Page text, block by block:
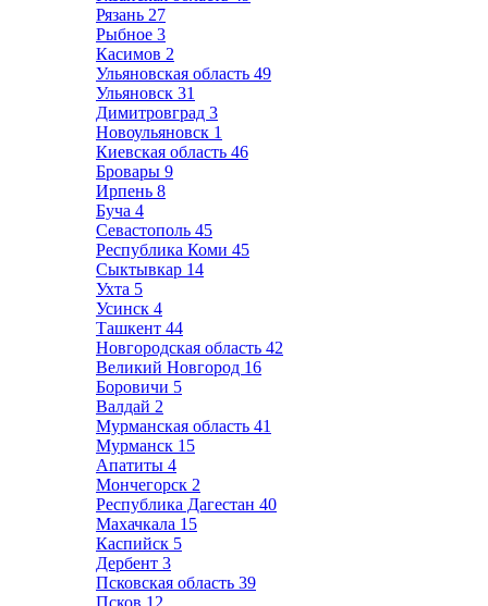
Рязань 27
Рыбное 3
Касимов 2
Ульяновская область 49
Ульяновск 31
Димитровград 3
Новоульяновск 1
Киевская область 46
Бровары 9
Ирпень 8
Буча 4
Севастополь 45
Республика Коми 45
Сыктывкар 14
Ухта 5
Усинск 4
Ташкент 44
Новгородская область 42
Великий Новгород 16
Боровичи 5
Валдай 2
Мурманская область 41
Мурманск 15
Апатиты 4
Мончегорск 2
Республика Дагестан 40
Махачкала 15
Каспийск 5
Дербент 3
Псковская область 39
Псков 12